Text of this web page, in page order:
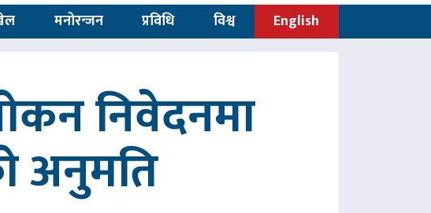
मनोरन्जन प्रविधि विश्व English
निवेदनमा
अनुमति